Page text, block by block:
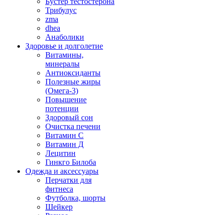
Трибулус
zma
dhea
Анаболики
Здоровье и долголетие
Витамины,
минералы
Антиоксиданты
Полезные жиры
(Омега-3)
Повышение
потенции
Здоровый сон
Очистка печени
Витамин С
Витамин Д
Лецитин
Гинкго Билоба
Одежда и аксессуары
Перчатки для
фитнеса
Футболка, шорты
Шейкер